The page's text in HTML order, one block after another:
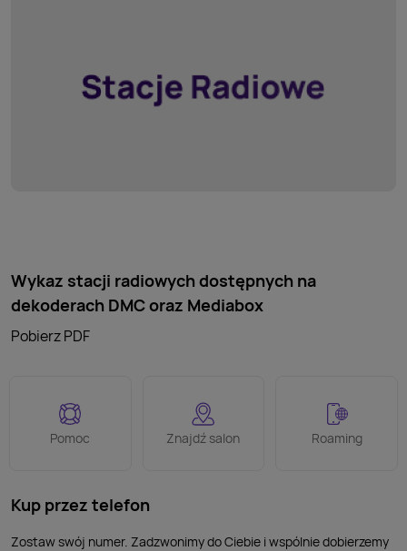
Wykaz stacji radiowych dostępnych na
dekoderach DMC oraz Mediabox
Pobierz PDF
Pomoc Znajdź salon Roaming
Kup przez telefon
Zostaw swój numer. Zadzwonimy do Ciebie i wspólnie dobierzemy